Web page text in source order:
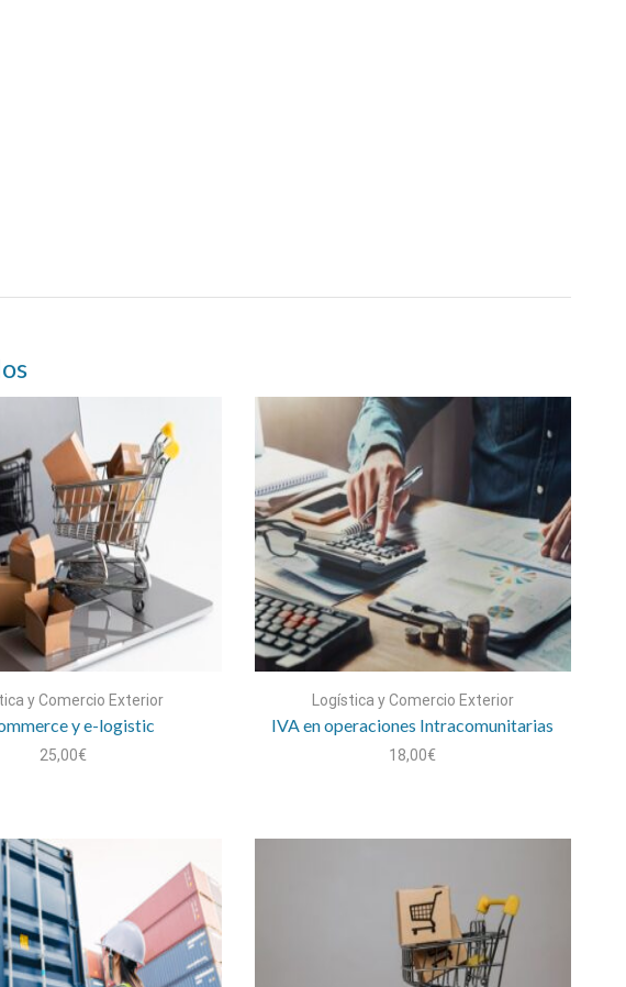
y Comercio Exterior
y e-logistic
25,00€
Logística y Comercio Exterior
IVA en operaciones Intracomunitarias
18,00€